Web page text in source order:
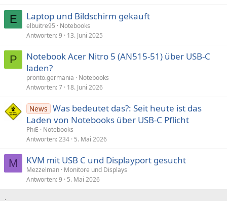
E Laptop und Bildschirm gekauft
elbuitre95
Notebooks
Antworten 9 13. Juni 2025
P
Notebook Acer Nitro 5 (AN515-51) über USB-C
laden?
pronto.germania
Notebooks
Antworten 7 18. Juni 2026
News Was bedeutet das?: Seit heute ist das
Laden von Notebooks über USB-C Pflicht
PhiE
Notebooks
Antworten 234 5. Mai 2026
M KVM mit USB C und Displayport gesucht
Mezzelman Monitore und Displays
Antworten 9 5. Mai 2026